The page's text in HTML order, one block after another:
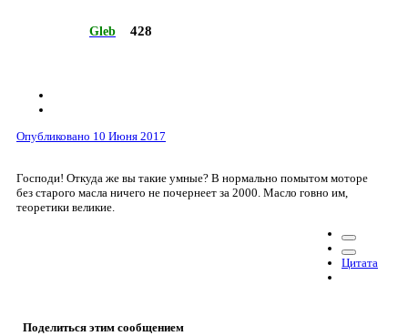
Gleb 428
Опубликовано 10 Июня 2017
Господи! Откуда же вы такие умные? В нормально помытом моторе
без старого масла ничего не почернеет за 2000. Масло говно им,
теоретики великие.
Цитата
Поделиться этим сообщением